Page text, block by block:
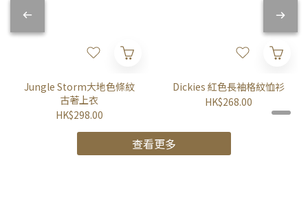
Jungle Storm大地色條紋
古著上衣
HK$298.00
Dickies 紅色長袖格紋恤衫
HK$268.00
查看更多